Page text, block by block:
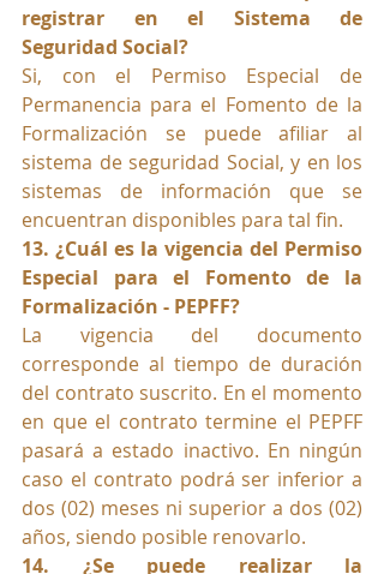
registrar en el Sistema de
Seguridad Social?
Si, con el Permiso Especial de
Permanencia para el Fomento de la
Formalización se puede afiliar al
sistema de seguridad Social, y en los
sistemas de información que se
encuentran disponibles para tal fin.
13. ¿Cuál es la vigencia del Permiso
Especial para el Fomento de la
Formalización - PEPFF?
La vigencia del documento
corresponde al tiempo de duración
del contrato suscrito. En el momento
en que el contrato termine el PEPFF
pasará a estado inactivo. En ningún
caso el contrato podrá ser inferior a
dos (02) meses ni superior a dos (02)
años, siendo posible renovarlo.
14. ¿Se puede realizar la